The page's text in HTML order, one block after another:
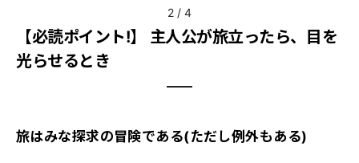
2 / 4
【必読ポイント!】 主人公が旅立ったら、目を
光らせるとき
旅はみな探求の冒険である(ただし例外もある)